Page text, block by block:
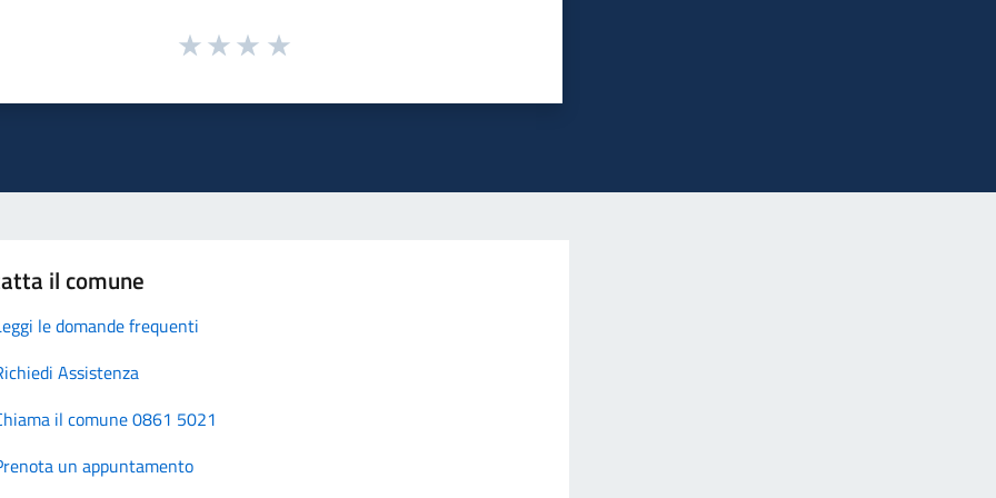
il comune
le domande frequenti
Assistenza
il comune 0861 5021
un appuntamento